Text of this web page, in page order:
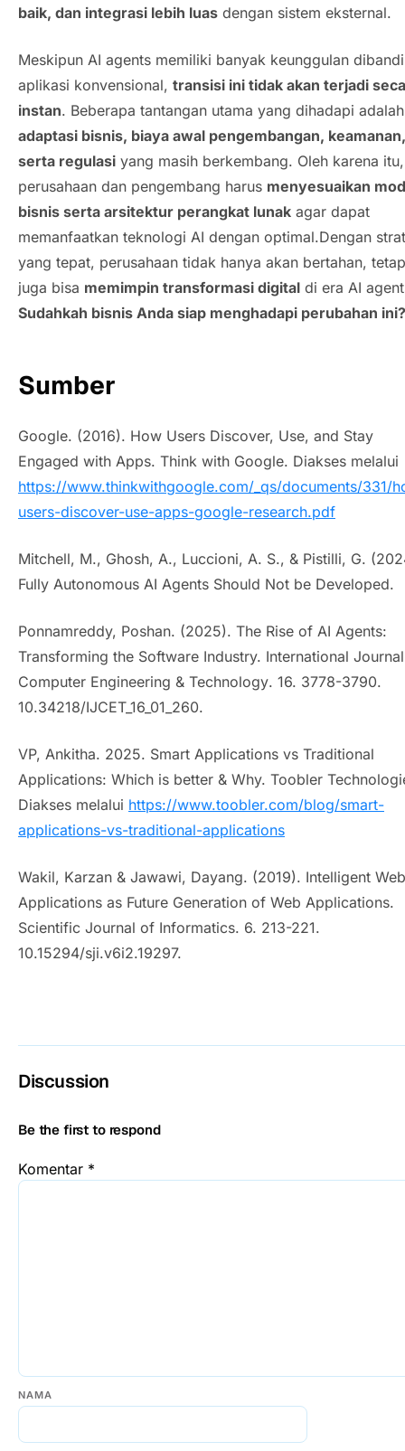
baik, dan integrasi lebih luas dengan sistem eksternal.
Meskipun AI agents memiliki banyak keunggulan
aplikasi konvensional, transisi ini tidak akan terjadi
instan. Beberapa tantangan utama yang dihadapi adalah
adaptasi bisnis, biaya awal pengembangan, keamanan,
serta regulasi yang masih berkembang. Oleh karena itu,
perusahaan dan pengembang harus menyesuaikan
bisnis serta arsitektur perangkat lunak agar dapat
memanfaatkan teknologi AI dengan optimal.Dengan
yang tepat, perusahaan tidak hanya akan bertahan,
juga bisa memimpin transformasi digital di era AI
Sudahkah bisnis Anda siap menghadapi perubahan ini?
Sumber
Google. (2016). How Users Discover, Use, and Stay
Engaged with Apps. Think with Google. Diakses melalui
https://www.thinkwithgoogle.com/_qs/documents/331/
users-discover-use-apps-google-research.pdf
Mitchell, M., Ghosh, A., Luccioni, A. S., & Pistilli, G.
Fully Autonomous AI Agents Should Not be Developed.
Ponnamreddy, Poshan. (2025). The Rise of AI Agents:
Transforming the Software Industry. International
Computer Engineering & Technology. 16. 3778-3790.
10.34218/IJCET_16_01_260.
VP, Ankitha. 2025. Smart Applications vs Traditional
Applications: Which is better & Why. Toobler
Diakses melalui https://www.toobler.com/blog/smart-
applications-vs-traditional-applications
Wakil, Karzan & Jawawi, Dayang. (2019). Intelligent Web
Applications as Future Generation of Web Applications.
Scientific Journal of Informatics. 6. 213-221.
10.15294/sji.v6i2.19297.
Discussion
Be the first to respond
Komentar *
NAMA